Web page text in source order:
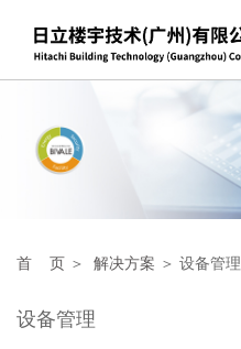
首 页 ＞ 解决方案 ＞ 设备管理
设备管理